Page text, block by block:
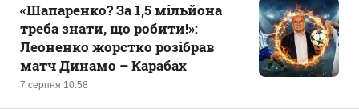
7 серпня 10:58
«Шапаренко? За 1,5 мільйона
треба знати, що робити!»:
Леоненко жорстко розібрав
матч Динамо – Карабах